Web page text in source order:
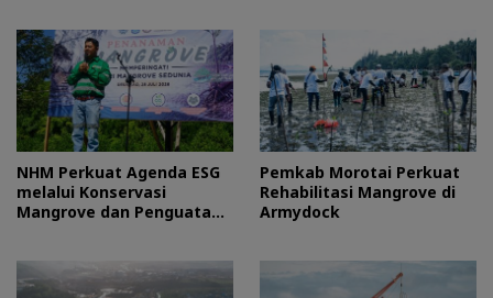
NHM Perkuat Agenda ESG
melalui Konservasi
Mangrove dan Penguatan
Pemkab Morotai Perkuat
Rehabilitasi Mangrove di
Armydock